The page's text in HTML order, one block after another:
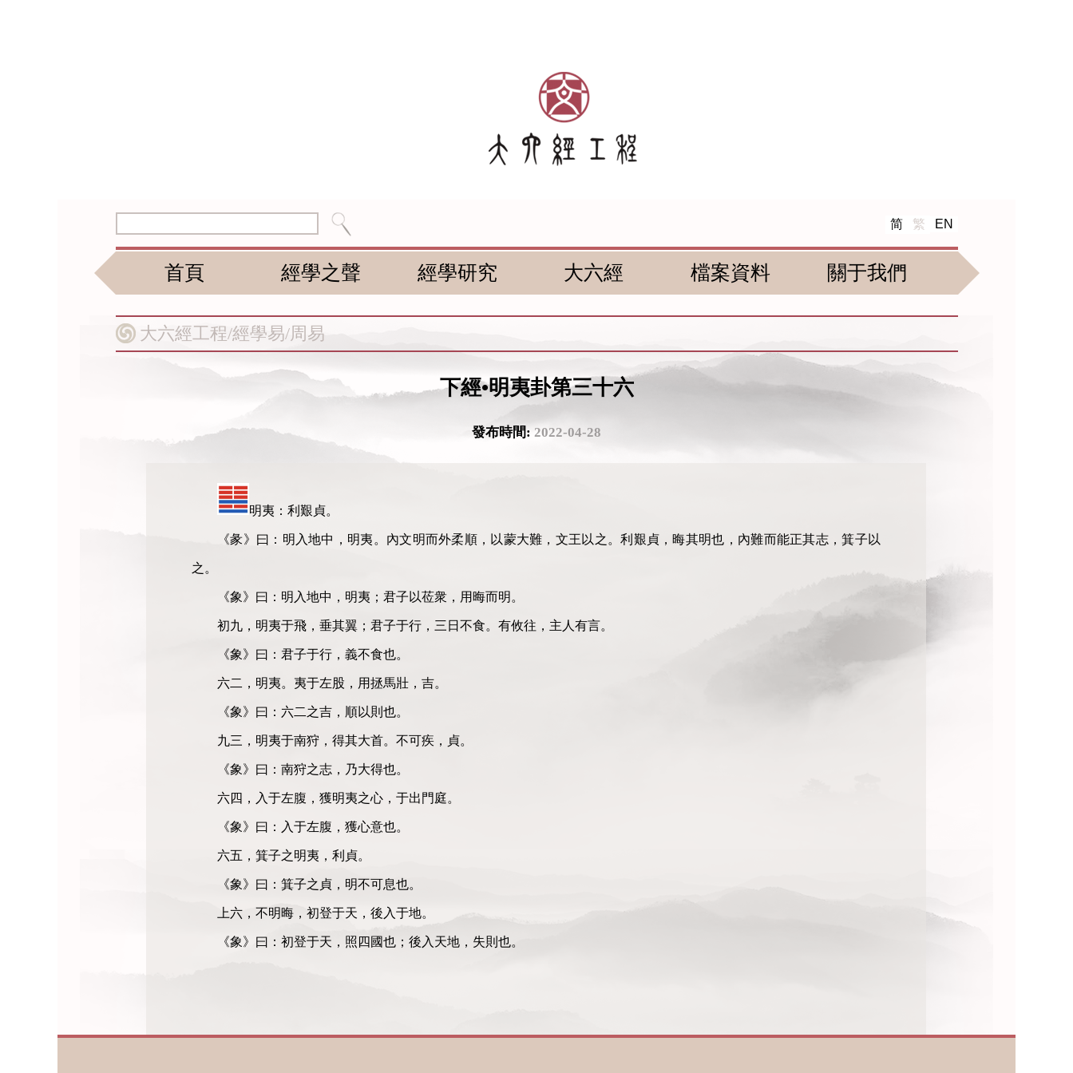
简 繁 EN
首頁 經學之聲 經學研究 大六經 檔案資料 關于我們
大六經工程/經學易/周易
下經•明夷卦第三十六
發布時間: 2022-04-28
明夷：利艱貞。
《彖》曰：明入地中，明夷。內文明而外柔順，以蒙大難，文王以之。利艱貞，晦其明也，內難而能正其志，箕子以
之。
《象》曰：明入地中，明夷；君子以莅衆，用晦而明。
初九，明夷于飛，垂其翼；君子于行，三日不食。有攸往，主人有言。
《象》曰：君子于行，義不食也。
六二，明夷。夷于左股，用拯馬壯，吉。
《象》曰：六二之吉，順以則也。
九三，明夷于南狩，得其大首。不可疾，貞。
《象》曰：南狩之志，乃大得也。
六四，入于左腹，獲明夷之心，于出門庭。
《象》曰：入于左腹，獲心意也。
六五，箕子之明夷，利貞。
《象》曰：箕子之貞，明不可息也。
上六，不明晦，初登于天，後入于地。
《象》曰：初登于天，照四國也；後入天地，失則也。